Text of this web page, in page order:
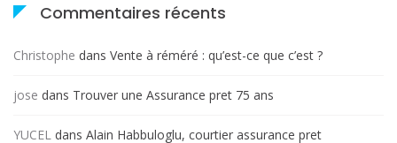
Commentaires récents
Christophe dans Vente à réméré : qu’est-ce que c’est ?
jose dans Trouver une Assurance pret 75 ans
YUCEL dans Alain Habbuloglu, courtier assurance pret